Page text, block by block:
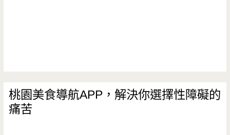
桃園美食導航APP，解決你選擇性障礙的
痛苦